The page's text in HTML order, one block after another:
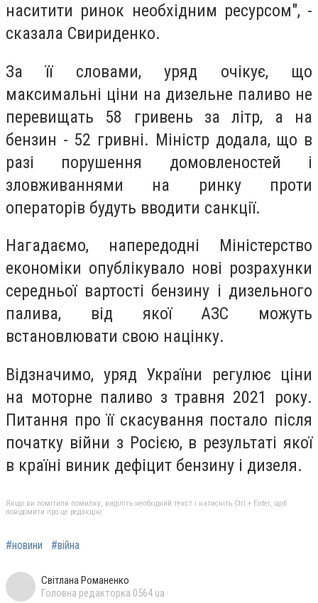
наситити ринок необхідним ресурсом", -
сказала Свириденко.
За її словами, уряд очікує, що
максимальні ціни на дизельне паливо не
перевищать 58 гривень за літр, а на
бензин - 52 гривні. Міністр додала, що в
разі порушення домовленостей і
зловживаннями на ринку проти
операторів будуть вводити санкції.
Нагадаємо, напередодні Міністерство
економіки опублікувало нові розрахунки
середньої вартості бензину і дизельного
палива, від якої АЗС можуть
встановлювати свою націнку.
Відзначимо, уряд України регулює ціни
на моторне паливо з травня 2021 року.
Питання про її скасування постало після
початку війни з Росією, в результаті якої
в країні виник дефіцит бензину і дизеля.
Якщо ви помітили помилку, виділіть необхідний текст і натисніть Ctrl + Enter, щоб
повідомити про це редакцію
#новини #війна
Світлана Романенко
Головна редакторка 0564.ua